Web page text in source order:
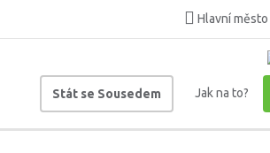
Hlavní město
Stát se Sousedem Jak na to?